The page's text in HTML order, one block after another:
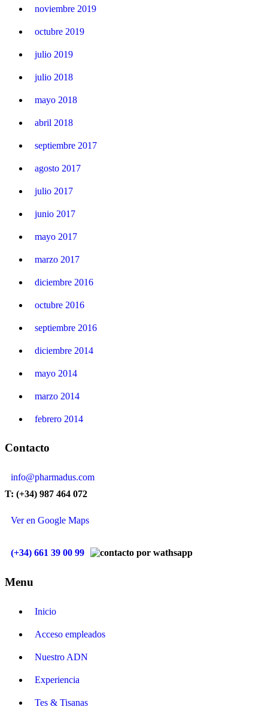
noviembre 2019
octubre 2019
julio 2019
julio 2018
mayo 2018
abril 2018
septiembre 2017
agosto 2017
julio 2017
junio 2017
mayo 2017
marzo 2017
diciembre 2016
octubre 2016
septiembre 2016
diciembre 2014
mayo 2014
marzo 2014
febrero 2014
Contacto
info@pharmadus.com
T: (+34) 987 464 072
Ver en Google Maps
(+34) 661 39 00 99
Menu
Inicio
Acceso empleados
Nuestro ADN
Experiencia
Tes & Tisanas